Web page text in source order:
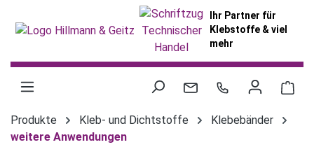
Ihr Partner für
Klebstoffe & viel
mehr
Produkte Kleb- und Dichtstoffe
Klebebänder
weitere Anwendungen